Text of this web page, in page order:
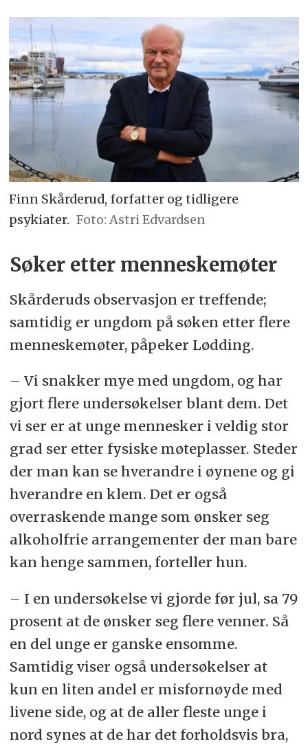
Finn Skårderud, forfatter og tidligere
psykiater.
Astri Edvardsen
Søker etter menneskemøter
Skårderuds observasjon er treffende;
samtidig er ungdom på søken etter flere
menneskemøter, påpeker Lødding.
– Vi snakker mye med ungdom, og har
gjort flere undersøkelser blant dem. Det
vi ser er at unge mennesker i veldig stor
grad ser etter fysiske møteplasser. Steder
der man kan se hverandre i øynene og gi
hverandre en klem. Det er også
overraskende mange som ønsker seg
alkoholfrie arrangementer der man bare
kan henge sammen, forteller hun.
– I en undersøkelse vi gjorde før jul, sa 79
prosent at de ønsker seg flere venner. Så
en del unge er ganske ensomme.
Samtidig viser også undersøkelser at
kun en liten andel er misfornøyde med
livene side, og at de aller fleste unge i
nord synes at de har det forholdsvis bra,